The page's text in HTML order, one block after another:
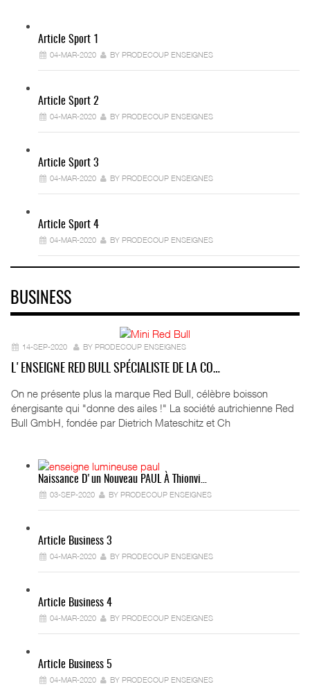
Article Sport 1
04-MAR-2020 BY PRODECOUP ENSEIGNES
Article Sport 2
04-MAR-2020 BY PRODECOUP ENSEIGNES
Article Sport 3
04-MAR-2020 BY PRODECOUP ENSEIGNES
Article Sport 4
04-MAR-2020 BY PRODECOUP ENSEIGNES
BUSINESS
14-SEP-2020 BY PRODECOUP ENSEIGNES
L'ENSEIGNE RED BULL SPÉCIALISTE DE LA CO…
On ne présente plus la marque Red Bull, célèbre boisson
énergisante qui "donne des ailes !" La société autrichienne Red
Bull GmbH, fondée par Dietrich Mateschitz et Ch
Naissance D'un Nouveau PAUL À Thionvi…
03-SEP-2020 BY PRODECOUP ENSEIGNES
Article Business 3
04-MAR-2020 BY PRODECOUP ENSEIGNES
Article Business 4
04-MAR-2020 BY PRODECOUP ENSEIGNES
Article Business 5
04-MAR-2020 BY PRODECOUP ENSEIGNES